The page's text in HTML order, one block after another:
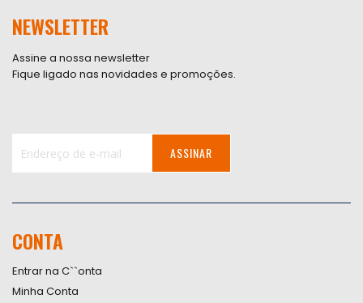
NEWSLETTER
Assine a nossa newsletter
Fique ligado nas novidades e promoções.
Newsletter:
ASSINAR
CONTA
Entrar na C``onta
Minha Conta